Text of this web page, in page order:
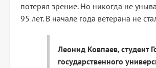
потерял зрение. Но никогда не
95 лет. В начале года ветерана не
Леонид Ковпаев, студент
государственного